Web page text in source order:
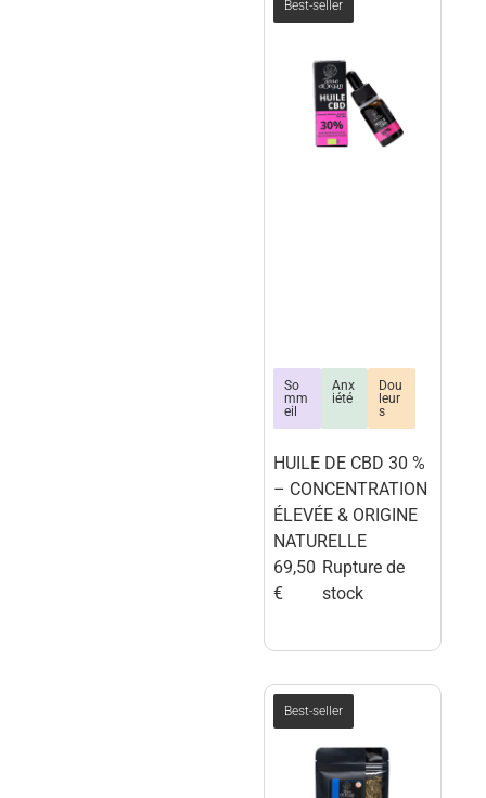
Best-seller
So
mm
eil
Anx
iété
Dou
leur
s
HUILE DE CBD 30 %
– CONCENTRATION
ÉLEVÉE & ORIGINE
NATURELLE
69,50
€
Rupture de
stock
Best-seller